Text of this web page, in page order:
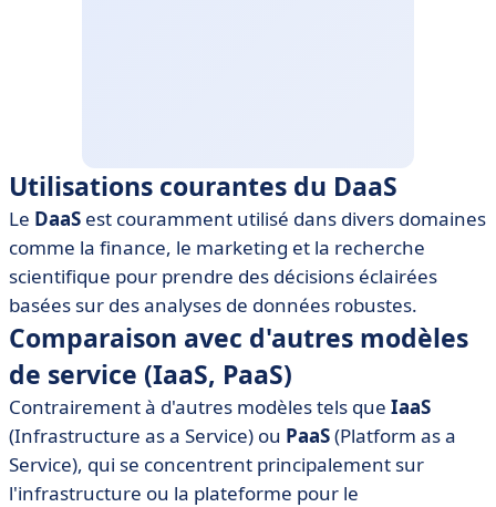
Utilisations courantes du DaaS
Le DaaS est couramment utilisé dans divers domaines
comme la finance, le marketing et la recherche
scientifique pour prendre des décisions éclairées
basées sur des analyses de données robustes.
Comparaison avec d'autres modèles
de service (IaaS, PaaS)
Contrairement à d'autres modèles tels que IaaS
(Infrastructure as a Service) ou PaaS(Platform as a
Service), qui se concentrent principalement sur
l'infrastructure ou la plateforme pour le